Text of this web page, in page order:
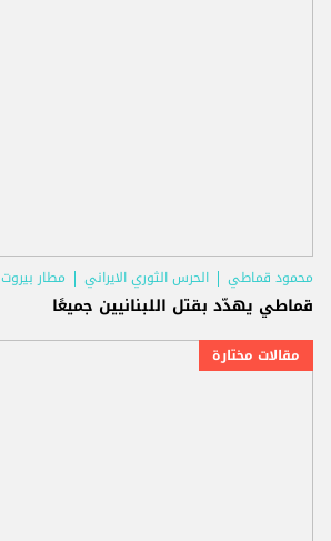
محمود قماطي الحرس الثوري الايراني مطار بيروت
قماطي يهدّد بقتل اللبنانيين جميعًا
مقالات مختارة